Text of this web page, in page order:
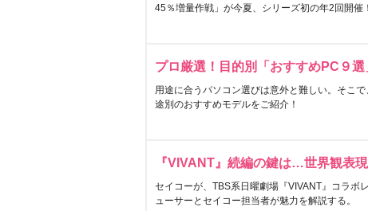
45％増量作戦」が今夏、シリーズ初の年2回開催！
プロ厳選！目的別「おすすめPC９選
用途に合うパソコン選びは意外と難しい。そこ
途別のおすすめモデルをご紹介！
『VIVANT』続編の鍵は…世界観表
セイコーが、TBS系日曜劇場『VIVANT』コラボ
ューサーとセイコー担当者が魅力を解説する。